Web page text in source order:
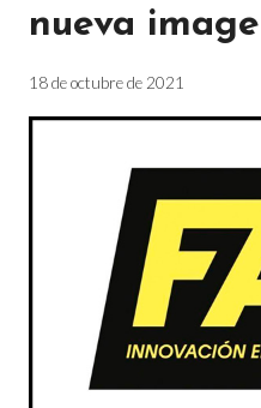
nueva
18 de octubre de 2021